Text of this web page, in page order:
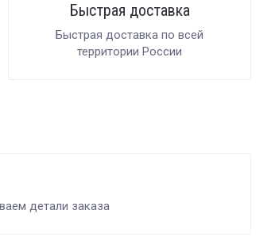
Быстрая доставка
Быстрая доставка по всей
территории России
детали заказа